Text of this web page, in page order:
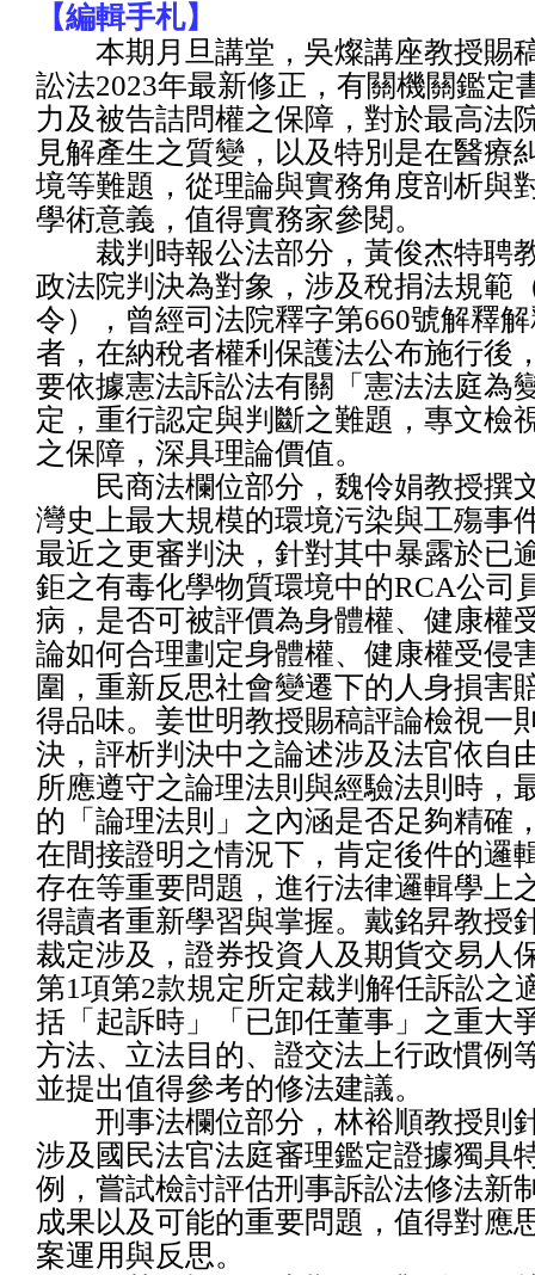
【編輯手札】
本期月旦講堂，吳燦講座教授賜
訟法2023年最新修正，有關機關鑑定
力及被告詰問權之保障，對於最高法
見解產生之質變，以及特別是在醫療
境等難題，從理論與實務角度剖析與
學術意義，值得實務家參閱。
裁判時報公法部分，黃俊杰特聘
政法院判決為對象，涉及稅捐法規範
令），曾經司法院釋字第660號解釋
者，在納稅者權利保護法公布施行後
要依據憲法訴訟法有關「憲法法庭為
定，重行認定與判斷之難題，專文檢
之保障，深具理論價值。
民商法欄位部分，魏伶娟教授撰
灣史上最大規模的環境污染與工殤事
最近之更審判決，針對其中暴露於已
鉅之有毒化學物質環境中的RCA公司
病，是否可被評價為身體權、健康權
論如何合理劃定身體權、健康權受侵
圍，重新反思社會變遷下的人身損害
得品味。姜世明教授賜稿評論檢視一
決，評析判決中之論述涉及法官依自
所應遵守之論理法則與經驗法則時，
的「論理法則」之內涵是否足夠精確
在間接證明之情況下，肯定後件的邏
存在等重要問題，進行法律邏輯學上
得讀者重新學習與掌握。戴銘昇教授
裁定涉及，證券投資人及期貨交易人
第1項第2款規定所定裁判解任訴訟之
括「起訴時」「已卸任董事」之重大
方法、立法目的、證交法上行政慣例
並提出值得參考的修法建議。
刑事法欄位部分，林裕順教授則
涉及國民法官法庭審理鑑定證據獨具
例，嘗試檢討評估刑事訴訟法修法新
成果以及可能的重要問題，值得對應
案運用與反思。